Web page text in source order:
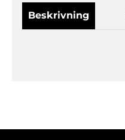
Beskrivning